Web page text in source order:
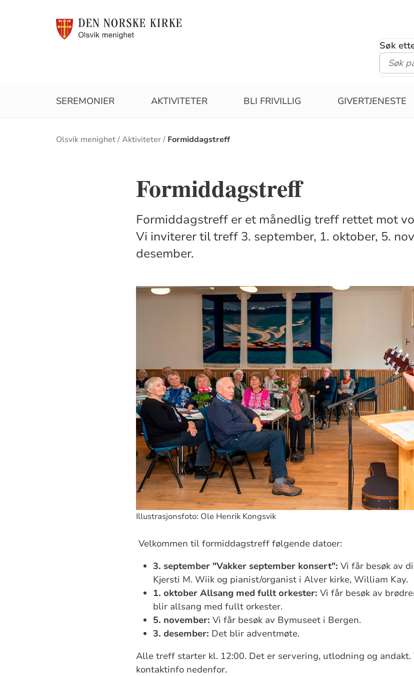
Søk
SEREMONIER AKTIVITETER BLI FRIVILLIG GIVERTJENESTE
Brødsmulesti
Olsvik menighet Aktiviteter Formiddagstreff
Formiddagstreff
Formiddagstreff er et månedlig treff rettet mot
Vi inviterer til treff 3. september, 1. oktober, 5.
desember.
Illustrasjonsfoto: Ole Henrik Kongsvik
Velkommen til formiddagstreff følgende datoer:
3. september "Vakker september konsert": Vi får besøk av
Kjersti M. Wiik og pianist/organist i Alver kirke, William Kay.
1. oktober Allsang med fullt orkester: Vi får besøk av
blir allsang med fullt orkester.
5. november: Vi får besøk av Bymuseet i Bergen.
3. desember: Det blir adventmøte.
Alle treff starter kl. 12:00. Det er servering, utlodning og andakt.
kontaktinfo nedenfor.